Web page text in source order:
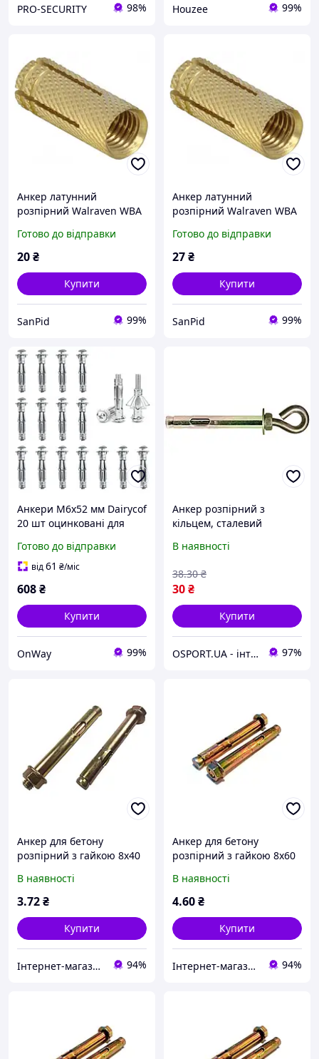
PRO-SECURITY 98% Houzee 99%
Анкер латунний
розпірний Walraven WBA
Готово до відправки
20₴
Купити
SanPid 99%
Анкер латунний
розпірний Walraven WBA
Готово до відправки
27₴
Купити
SanPid 99%
Анкери M6x52 мм Dairycof
20 шт оцинковані для
розпірні гайки
Готово до відправки
від61 ₴/міс
608₴
Купити
OnWay 99%
Анкер розпірний з
кільцем, сталевий
В наявності
30₴
38.30 ₴
Купити
OSPORT.UA - інтернет магазин спортивних товарів 97%
Анкер для бетону
розпірний з гайкою 8х40
В наявності
3.72₴
Купити
Інтернет-магазин "Шуруп" 94%
Анкер для бетону
розпірний з гайкою 8х60
В наявності
4.60₴
Купити
Інтернет-магазин "Шуруп" 94%